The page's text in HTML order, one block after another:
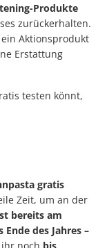
Produkte
zurückerhalten.
Aktionsprodukt
Erstattung
testen könnt,
gratis
Zeit, um an der
bereits am
des Jahres –